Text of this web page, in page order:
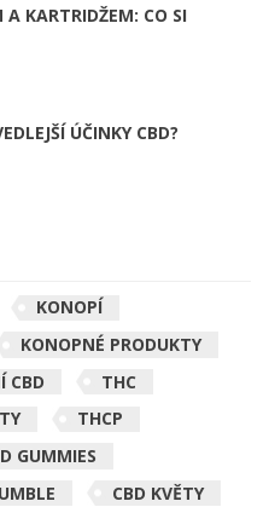
KARTRIDŽEM: CO SI
ÚČINKY CBD?
KONOPÍ
KONOPNÉ PRODUKTY
CBD
THC
THCP
GUMMIES
CBD KVĚTY